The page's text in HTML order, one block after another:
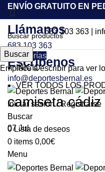
ENVÍO GRATUITO EN
683 103 363|
Llámanos
683 103 363
Escríbenos
info@deportesbernal.es
Iniciar sesión / Registrarse
Buscar
0Lista de deseos
0 items 0,00€
Menu
Categorías
INICIO
VER TODOS LOS
camiseta
07 Jul
Buscar
Empiece a escribir para ver